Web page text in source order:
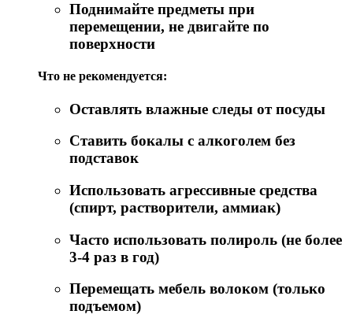
Поднимайте предметы при
перемещении, не двигайте по
поверхности
Что не рекомендуется:
Оставлять влажные следы от посуды
Ставить бокалы с алкоголем без
подставок
Использовать агрессивные средства
(спирт, растворители, аммиак)
Часто использовать полироль (не более
3-4 раз в год)
Перемещать мебель волоком (только
подъемом)